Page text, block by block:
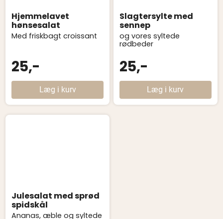
Hjemmelavet
hønsesalat
Med friskbagt croissant
25,-
Læg i kurv
Slagtersylte med
sennep
og vores syltede
rødbeder
25,-
Læg i kurv
Julesalat med sprød
spidskål
Ananas, æble og syltede